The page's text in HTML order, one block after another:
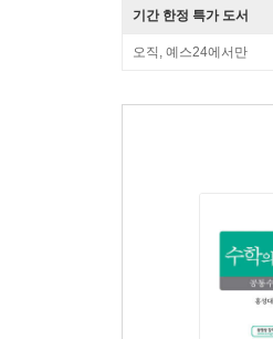
기간 한정 특가 도서
오직, 예스24에서만